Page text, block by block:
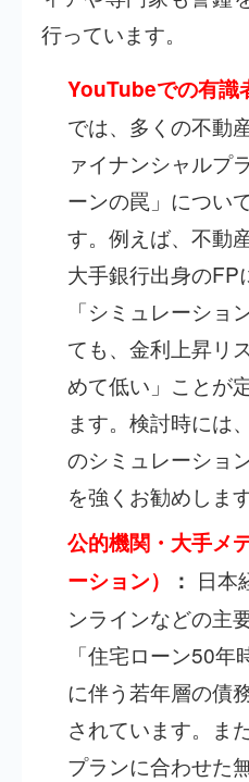
行っています。
YouTubeでの有識
では、多くの不動
ァイナンシャルプ
ーンの罠」につい
す。例えば、不動
大手銀行出身のFP
「シミュレーショ
ても、金利上昇リ
めて低い」ことが
ます。検討時には
のシミュレーショ
を強くお勧めします
公的機関・大手メ
ーション）
： 日本
ンラインなどの主
「住宅ローン50
に伴う若年層の債
されています。ま
プランに合わせた